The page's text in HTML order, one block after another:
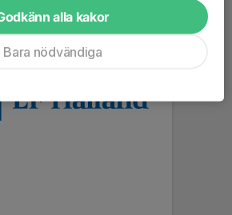
alla kakor
Bara nödvändiga